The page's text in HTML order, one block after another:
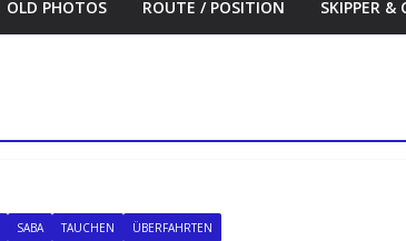
OLD PHOTOS ROUTE / POSITION SKIPPER &
SABA TAUCHEN ÜBERFAHRTEN